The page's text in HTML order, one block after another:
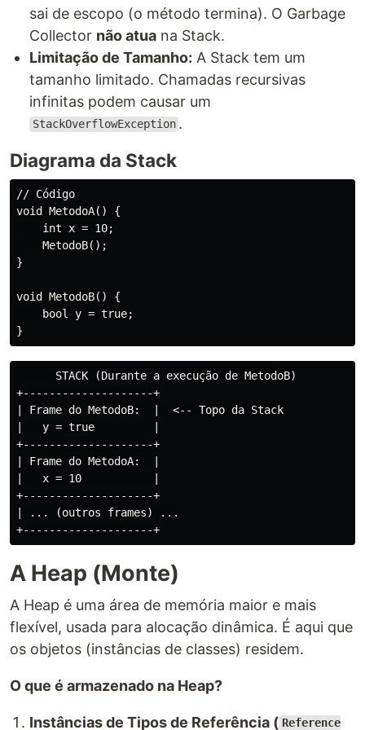
sai de escopo (o método termina). O Garbage
Collector não atua na Stack.
Limitação de Tamanho: A Stack tem um
tamanho limitado. Chamadas recursivas
infinitas podem causar um
StackOverflowException .
Diagrama da Stack
// Código
void MetodoA() {
    int x = 10;
    MetodoB();
}
void MetodoB() {
    bool y = true;
      STACK (Durante a execução de MetodoB)
+--------------------+
| Frame do MetodoB:  |  <-- Topo da Stack
|   y = true         |
+--------------------+
| Frame do MetodoA:  |
|   x = 10           |
+--------------------+
| ... (outros frames) ...
A Heap (Monte)
A Heap é uma área de memória maior e mais
flexível, usada para alocação dinâmica. É aqui que
os objetos (instâncias de classes) residem.
O que é armazenado na Heap?
Instâncias de Tipos de Referência ( Reference